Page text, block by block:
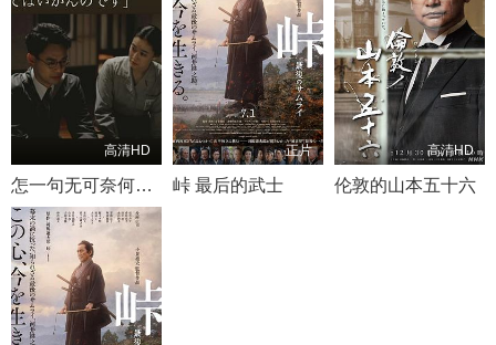
高清HD
怎一句无可奈何了得
正片
峠 最后的武士
高清HD
伦敦的山本五十六